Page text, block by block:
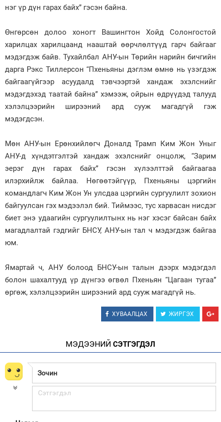
нэг үр дүн гарах байх” гэсэн байна.
Өнгөрсөн долоо хоногт Вашингтон Хойд Солонгостой
харилцах харилцаанд нааштай өөрчлөлтүүд гарч байгааг
мэдэгдэж байв. Тухайлбал АНУ-ын Төрийн нарийн бичгийн
дарга Рэкс Тиллерсон “Пхеньяны дэглэм өмнө нь үзэгдэж
байгаагүйгээр асуудалд тэвчээртэй хандаж эхэлснийг
мэдэгдэхэд таатай байна” хэмээж, ойрын өдрүүдэд талууд
хэлэлцээрийн ширээний ард сууж магадгүй гэж
мэдэгдсэн.
Мөн АНУ-ын Ерөнхийлөгч Доналд Трамп Ким Жон Уныг
АНУ-д хүндэтгэлтэй хандаж эхэлснийг онцолж, “Зарим
эерэг дүн гарах байх” гэсэн хүлээлт­тэй байгаагаа
илэрхийлж байлаа. Нөгөөтэйгүүр, Пхеньяны цэргийн
командлагч Ким Жон Ун улсдаа цэргийн сургуулилт зохион
байгуулсан гэх мэдээлэл бий. Тиймээс, тус харвасан нисдэг
биет энэ удаагийн сургуулилтынх нь нэг хэсэг байсан байх
магадлалтай гэдгийг БНСУ, АНУ-ын тал ч мэдэгдэж байгаа
юм.
Ямартай ч, АНУ болоод БНСУ-ын талын дээрх мэдэгдэл
болон шахалтууд үр дүнгээ өгвөл Пхеньян “Цагаан тугаа”
өргөж, хэлэлцээрийн ширээний ард сууж магадгүй нь.
ХУВААЛЦАХ ЖИРГЭХ
МЭДЭЭНИЙ СЭТГЭГДЭЛ